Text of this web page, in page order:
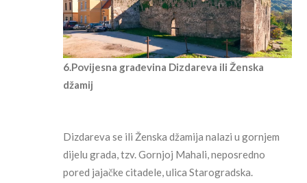
6.Povijesna građevina Dizdareva ili Ženska
džamij
Dizdareva se ili Ženska džamija nalazi u gornjem
dijelu grada, tzv. Gornjoj Mahali, neposredno
pored jajačke citadele, ulica Starogradska.